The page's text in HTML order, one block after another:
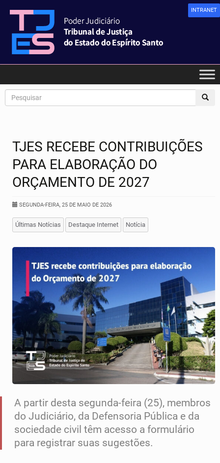
INTRANET
TJES RECEBE CONTRIBUIÇÕES
PARA ELABORAÇÃO DO
ORÇAMENTO DE 2027
SEGUNDA-FEIRA, 25 DE MAIO DE 2026
Últimas Notícias Destaque Internet Notícia
A partir desta segunda-feira (25), membros
do Judiciário, da Defensoria Pública e da
sociedade civil têm acesso a formulário
para registrar suas sugestões.